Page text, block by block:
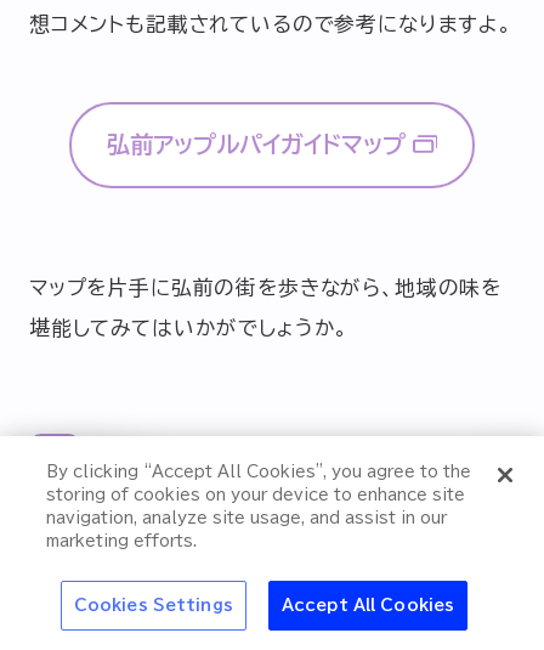
特集
“冷え”で夏はもっと
おいしくなる
キンキンの氷点下生
ビールを自宅でも楽
想コメントも記載されているので参考になりますよ。
弘前アップルパイガイドマップ
マップを片手に弘前の街を歩きながら、地域の味を
堪能してみてはいかがでしょうか。
四季を彩る弘前城とりんご農園
で、秋の自然と味覚を満喫
By clicking “Accept All Cookies”, you agree to the
storing of cookies on your device to enhance site
navigation, analyze site usage, and assist in our
marketing efforts.
Cookies Settings Accept All Cookies